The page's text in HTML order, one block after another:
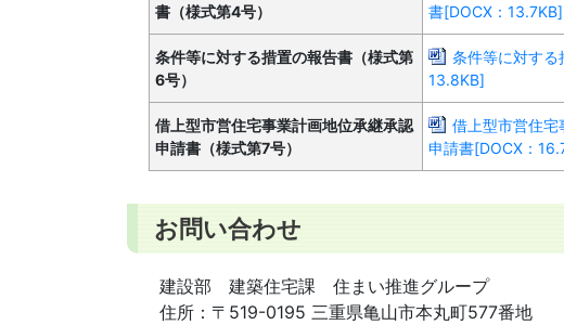
書（様式第4号）
書[DOCX：13.7KB]
条件等に対する措置の報告書（様式第
6号）
条件等に対する
13.8KB]
借上型市営住宅事業計画地位承継承認
申請書（様式第7号）
借上型市営住宅
申請書[DOCX：
お問い合わせ
建設部 建築住宅課 住まい推進グループ
住所： 〒519-0195 三重県亀山市本丸町577番地